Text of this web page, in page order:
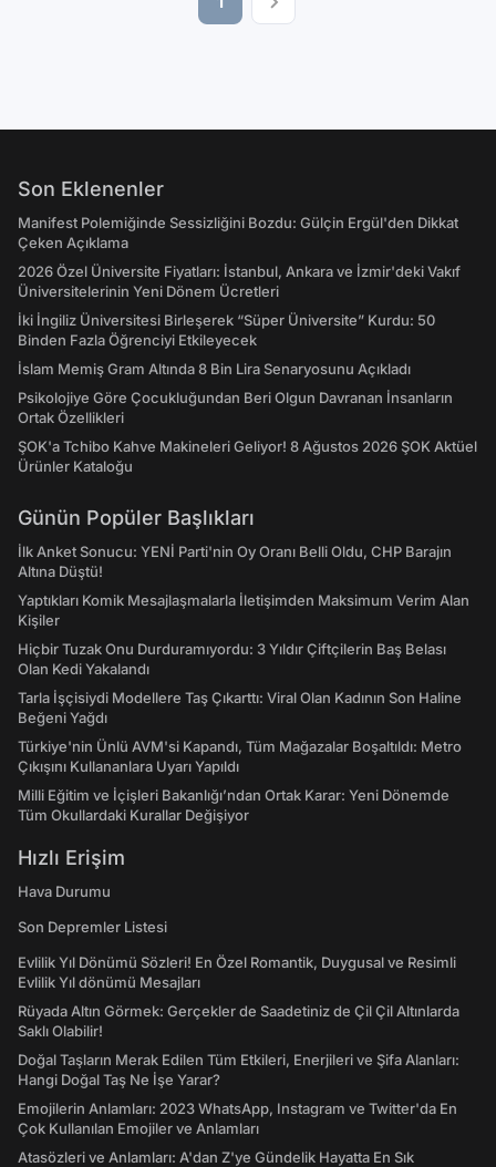
Son Eklenenler
Manifest Polemiğinde Sessizliğini Bozdu: Gülçin Ergül'den Dikkat
Çeken Açıklama
2026 Özel Üniversite Fiyatları: İstanbul, Ankara ve İzmir'deki Vakıf
Üniversitelerinin Yeni Dönem Ücretleri
İki İngiliz Üniversitesi Birleşerek “Süper Üniversite” Kurdu: 50
Binden Fazla Öğrenciyi Etkileyecek
İslam Memiş Gram Altında 8 Bin Lira Senaryosunu Açıkladı
Psikolojiye Göre Çocukluğundan Beri Olgun Davranan İnsanların
Ortak Özellikleri
ŞOK'a Tchibo Kahve Makineleri Geliyor! 8 Ağustos 2026 ŞOK Aktüel
Ürünler Kataloğu
Günün Popüler Başlıkları
İlk Anket Sonucu: YENİ Parti'nin Oy Oranı Belli Oldu, CHP Barajın
Altına Düştü!
Yaptıkları Komik Mesajlaşmalarla İletişimden Maksimum Verim Alan
Kişiler
Hiçbir Tuzak Onu Durduramıyordu: 3 Yıldır Çiftçilerin Baş Belası
Olan Kedi Yakalandı
Tarla İşçisiydi Modellere Taş Çıkarttı: Viral Olan Kadının Son Haline
Beğeni Yağdı
Türkiye'nin Ünlü AVM'si Kapandı, Tüm Mağazalar Boşaltıldı: Metro
Çıkışını Kullananlara Uyarı Yapıldı
Milli Eğitim ve İçişleri Bakanlığı’ndan Ortak Karar: Yeni Dönemde
Tüm Okullardaki Kurallar Değişiyor
Hızlı Erişim
Hava Durumu
Son Depremler Listesi
Evlilik Yıl Dönümü Sözleri! En Özel Romantik, Duygusal ve Resimli
Evlilik Yıl dönümü Mesajları
Rüyada Altın Görmek: Gerçekler de Saadetiniz de Çil Çil Altınlarda
Saklı Olabilir!
Doğal Taşların Merak Edilen Tüm Etkileri, Enerjileri ve Şifa Alanları:
Hangi Doğal Taş Ne İşe Yarar?
Emojilerin Anlamları: 2023 WhatsApp, Instagram ve Twitter'da En
Çok Kullanılan Emojiler ve Anlamları
Atasözleri ve Anlamları: A'dan Z'ye Gündelik Hayatta En Sık